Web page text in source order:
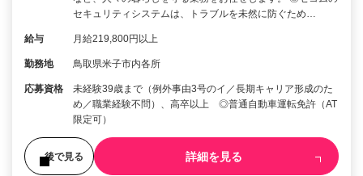
セキュリティシステムは、トラブルを未然に防ぐため…
給与 月給219,800円以上
勤務地 鳥取県米子市内各所
応募資格
未経験39歳まで（例外事由3号のイ／長期キャリア形成のた
め／職業経験不問）、高卒以上 ◎普通自動車運転免許（AT
限定可）
後で見る 詳細を見る